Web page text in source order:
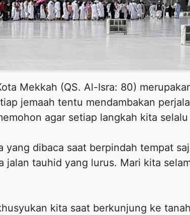
Mekkah (QS. Al-Isra: 80)
jemaah tentu mendambakan
agar setiap langkah kita
yang dibaca saat berpindah tempat
tauhid yang lurus. Mari kita
kita saat berkunjung ke